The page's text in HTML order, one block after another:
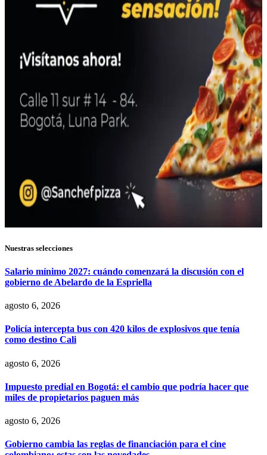
Nuestras selecciones
Salario mínimo 2027: cuándo comenzará la discusión con el
gobierno de Abelardo de la Espriella
agosto 6, 2026
Policía intercepta bus con 420 kilos de explosivos que tenía
como destino Cali
agosto 6, 2026
Impuesto predial en Bogotá: el cambio que podría hacer que
miles de propietarios paguen más
agosto 6, 2026
Gobierno cambia las reglas de financiación para el cine